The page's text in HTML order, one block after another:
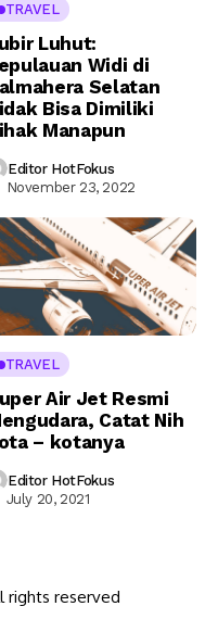
TRAVEL
Luhut:
Widi di
Selatan
Bisa Dimiliki
Manapun
Editor HotFokus
November 23, 2022
TRAVEL
Air Jet Resmi
Catat Nih
– kotanya
Editor HotFokus
July 20, 2021
rights reserved